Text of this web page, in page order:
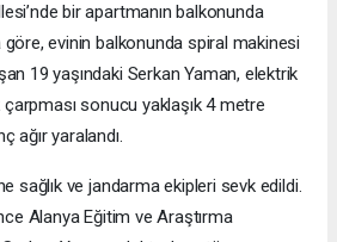
bir apartmanın balkonunda
evinin balkonunda spiral makinesi
19 yaşındaki Serkan Yaman, elektrik
çarpması sonucu yaklaşık 4 metre
ağır yaralandı.
sağlık ve jandarma ekipleri sevk edildi.
Alanya Eğitim ve Araştırma